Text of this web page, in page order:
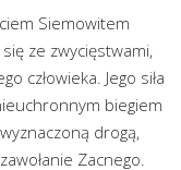
Siemowitem
ze zwycięstwami,
człowieka. Jego siła
biegiem
drogą,
Zacnego.